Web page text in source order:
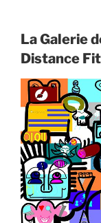
La Galerie
Distance